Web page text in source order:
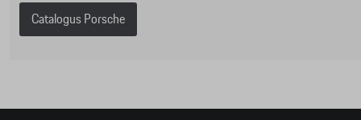
Catalogus Porsche